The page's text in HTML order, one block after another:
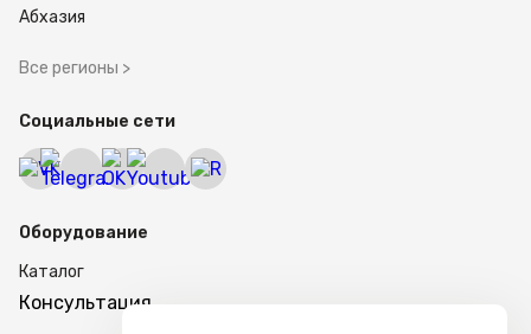
Абхазия
Все регионы >
Социальные сети
Оборудование
Каталог
Консультация